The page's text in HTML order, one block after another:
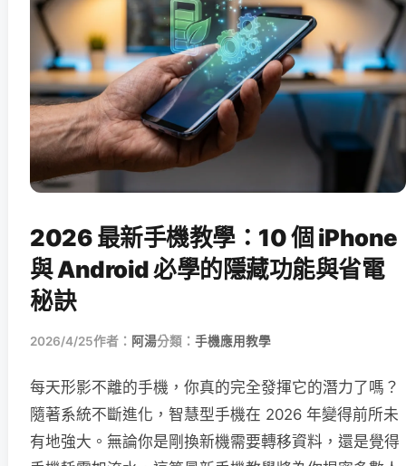
2026 最新手機教學：10 個 iPhone
與 Android 必學的隱藏功能與省電
秘訣
2026/4/25作者： 阿湯分類： 手機應用教學
每天形影不離的手機，你真的完全發揮它的潛力了嗎？
隨著系統不斷進化，智慧型手機在 2026 年變得前所未
有地強大。無論你是剛換新機需要轉移資料，還是覺得